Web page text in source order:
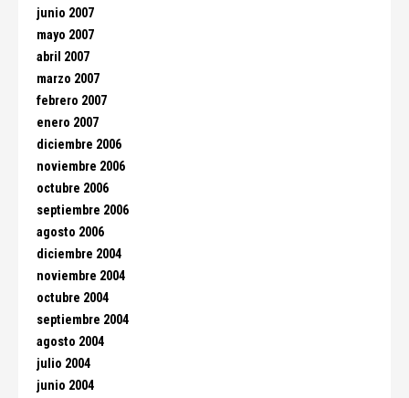
junio 2007
mayo 2007
abril 2007
marzo 2007
febrero 2007
enero 2007
diciembre 2006
noviembre 2006
octubre 2006
septiembre 2006
agosto 2006
diciembre 2004
noviembre 2004
octubre 2004
septiembre 2004
agosto 2004
julio 2004
junio 2004